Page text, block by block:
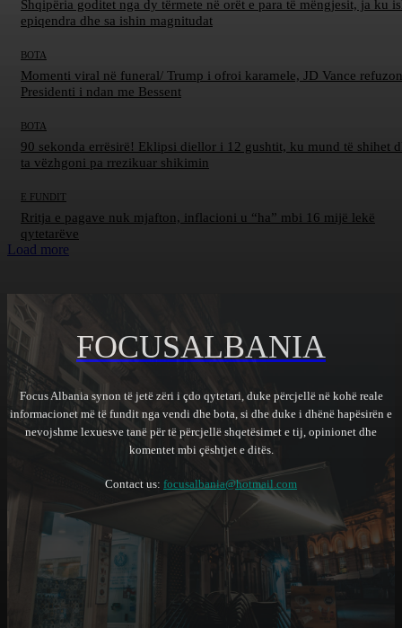
Shqipëria goditet nga dy tërmete në orët e para të mëngjesit, ja ku
epiqendra dhe sa ishin magnitudat
BOTA
Momenti viral në funeral/ Trump i ofroi karamele, JD Vance
Presidenti i ndan me Bessent
BOTA
90 sekonda errësirë! Eklipsi diellor i 12 gushtit, ku mund të shihet
ta vëzhgoni pa rrezikuar shikimin
E FUNDIT
Rritja e pagave nuk mjafton, inflacioni u “ha” mbi 16 mijë lekë
qytetarëve
Load more
FOCUSALBANIA
Focus Albania synon të jetë zëri i çdo qytetari, duke përcjellë në kohë reale
informacionet më të fundit nga vendi dhe bota, si dhe duke i dhënë hapësirën e
nevojshme lexuesve tanë për të përcjellë shqetësimet e tij, opinionet dhe
komentet mbi çështjet e ditës.
Contact us: focusalbania@hotmail.com